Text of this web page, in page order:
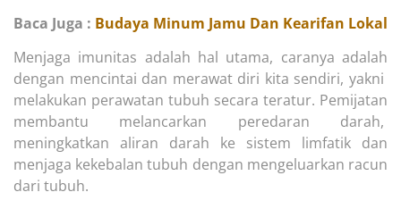
Baca Juga : Budaya Minum Jamu Dan Kearifan Lokal
Menjaga imunitas adalah hal utama, caranya adalah
dengan mencintai dan merawat diri kita sendiri, yakni
melakukan perawatan tubuh secara teratur. Pemijatan
membantu melancarkan peredaran darah,
meningkatkan aliran darah ke sistem limfatik dan
menjaga kekebalan tubuh dengan mengeluarkan racun
dari tubuh.